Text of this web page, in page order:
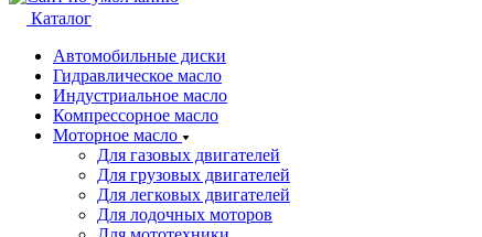
Каталог
Автомобильные диски
Гидравлическое масло
Индустриальное масло
Компрессорное масло
Моторное масло
Для газовых двигателей
Для грузовых двигателей
Для легковых двигателей
Для лодочных моторов